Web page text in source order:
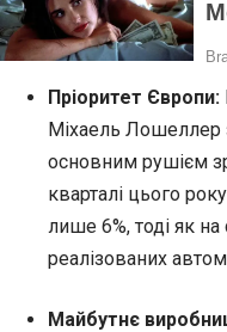
Пріоритет Європи:
Міхаель Лошеллер
основним рушієм
кварталі цього
лише 6%, тоді як
реалізованих
Майбутнє